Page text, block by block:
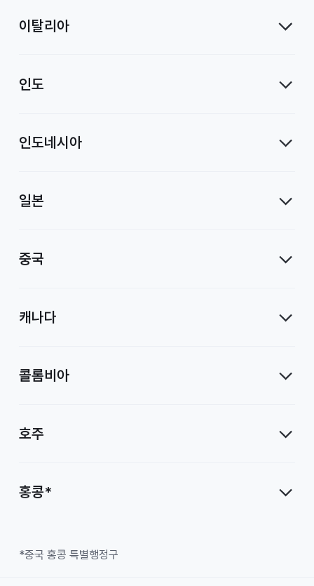
이탈리아
인도
인도네시아
일본
중국
캐나다
콜롬비아
호주
홍콩*
*중국 홍콩 특별행정구